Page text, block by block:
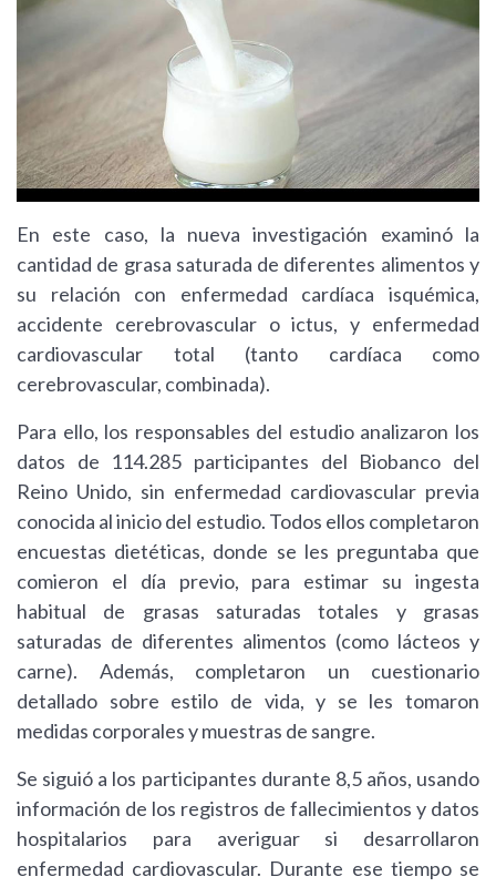
En este caso, la nueva investigación examinó la
cantidad de grasa saturada de diferentes alimentos y
su relación con enfermedad cardíaca isquémica,
accidente cerebrovascular o ictus, y enfermedad
cardiovascular total (tanto cardíaca como
cerebrovascular, combinada).
Para ello, los responsables del estudio analizaron los
datos de 114.285 participantes del Biobanco del
Reino Unido, sin enfermedad cardiovascular previa
conocida al inicio del estudio. Todos ellos completaron
encuestas dietéticas, donde se les preguntaba que
comieron el día previo, para estimar su ingesta
habitual de grasas saturadas totales y grasas
saturadas de diferentes alimentos (como lácteos y
carne). Además, completaron un cuestionario
detallado sobre estilo de vida, y se les tomaron
medidas corporales y muestras de sangre.
Se siguió a los participantes durante 8,5 años, usando
información de los registros de fallecimientos y datos
hospitalarios para averiguar si desarrollaron
enfermedad cardiovascular. Durante ese tiempo se